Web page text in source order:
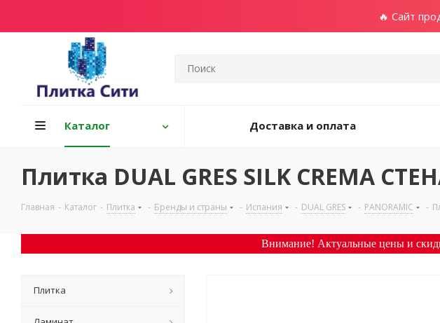
🔥 Сайт
Каталог Доставка и оплата
Плитка DUAL GRES SILK CREMA
Главная - Каталог - Плитка - Бренды и страны - Испания - DUAL GRES - PANORAMIC -
Внимание! Актуальные цены и
Плитка